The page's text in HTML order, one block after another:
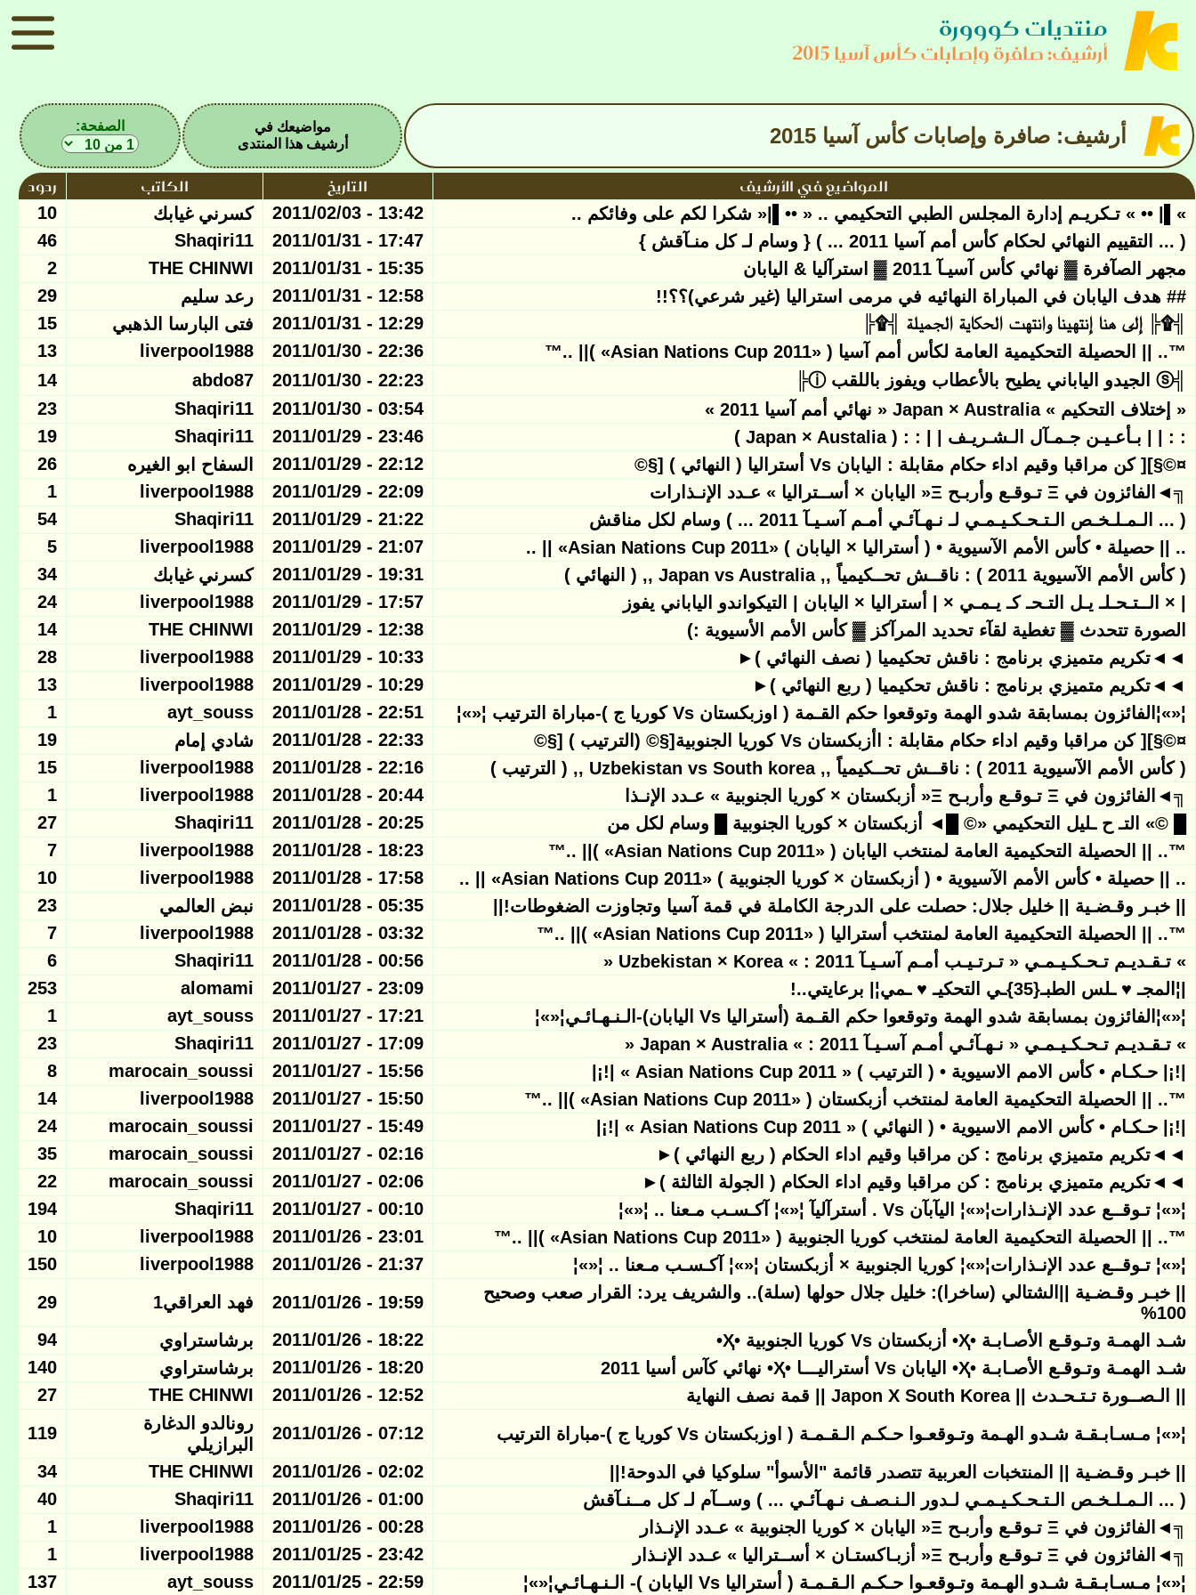
منتديات كووورة
أرشيف: صافرة وإصابات كأس آسيا 2015
أرشيف: صافرة وإصابات كأس آسيا 2015
مواضيعك في
أرشيف هذا المنتدى
الصفحة:
المواضيع في الأرشيف التاريخ الكاتب ردود
»▌| •• » تـكريـم إدارة المجلس الطبي التحكيمي .. « ••▌|« شكرا لكم على وفائكم .. 13:42 - 2011/02/03 كسرني غيابك
10
( ... التقييم النهائي لحكام كأس أمم آسيا 2011 ... ) { وسام لـ كل منـآقش }
17:47 - 2011/01/31
Shaqiri11
46
مجهر الصآفرة ▓ نهائي كأس آسيـآ 2011 ▓ استرآليا & اليابان
15:35 - 2011/01/31
THE CHINWI
2
## هدف اليابان في المباراة النهائيه في مرمى استراليا (غير شرعي)؟؟!!
12:58 - 2011/01/31 رعد سليم
29
╣۩╠ إلى هنا إنتهينا وانتهت الحكاية الجميلة ╣۩╠
12:29 - 2011/01/31 فتى البارسا الذهبي
15
™.. || الحصيلة التحكيمية العامة لكأس أمم آسيا ( «Asian Nations Cup 2011» )|| ..™
22:36 - 2011/01/30
liverpool1988
13
╣ⓢ الجيدو الياباني يطيح بالأعطاب ويفوز باللقب ⓘ╠
22:23 - 2011/01/30
abdo87
14
« إختلاف التحكيم » Japan × Australia « نهائي أمم آسيا 2011 »
03:54 - 2011/01/30
Shaqiri11
23
: : | | بـأعـيـن جـمـآل الـشـريـف | | : : ( Japan × Austalia )
23:46 - 2011/01/29
Shaqiri11
19
¤©§][ كن مراقبا وقيم اداء حكام مقابلة : اليابان Vs أستراليا ( النهائي ) [§©
22:12 - 2011/01/29 السفاح ابو الغيره
26
╗◄الفائزون في Ξ تـوقـع وأربـح Ξ« اليابان × أســتراليا » عـدد الإنـذارات
22:09 - 2011/01/29
liverpool1988
1
( ... الـمـلـخـص الـتـحـكـيـمـي لـ نـهـآئـي أمـم آسـيـآ 2011 ... ) وسام لكل مناقش
21:22 - 2011/01/29
Shaqiri11
54
.. || حصيلة • كأس الأمم الآسيوية • ( أستراليا × اليابان ) «Asian Nations Cup 2011» || ..
21:07 - 2011/01/29
liverpool1988
5
( كأس الأمم الآسيوية 2011 ) : ناقــش تحــكيمياً ,, Japan vs Australia ,, ( النهائي )
19:31 - 2011/01/29 كسرني غيابك
34
| × الــتـحـلـ يـل التـحـ كـ يـمـي × | أستراليا × اليابان | التيكواندو الياباني يفوز
17:57 - 2011/01/29
liverpool1988
24
الصورة تتحدث ▓ تغطية لقآء تحديد المرآكز ▓ كأس الأمم الأسيوية :)
12:38 - 2011/01/29
THE CHINWI
14
◄◄تكريم متميزي برنامج : ناقش تحكيميا ( نصف النهائي )►
10:33 - 2011/01/29
liverpool1988
28
◄◄تكريم متميزي برنامج : ناقش تحكيميا ( ربع النهائي )►
10:29 - 2011/01/29
liverpool1988
13
¦«»¦الفائزون بمسابقة شدو الهمة وتوقعوا حكم القـمة ( اوزبكستان Vs كوريا ج )-مباراة الترتيب ¦«»¦
22:51 - 2011/01/28
ayt_souss
1
¤©§][ كن مراقبا وقيم اداء حكام مقابلة : اأزبكستان Vs كوريا الجنوبية[§© (الترتيب ) [§©
22:33 - 2011/01/28 شادي إمام
19
( كأس الأمم الآسيوية 2011 ) : ناقــش تحــكيمياً ,, Uzbekistan vs South korea ,, ( الترتيب )
22:16 - 2011/01/28
liverpool1988
15
╗◄الفائزون في Ξ تـوقـع وأربـح Ξ« أزبكستان × كوريا الجنوبية » عـدد الإنـذا
20:44 - 2011/01/28
liverpool1988
1
█ ©» التـ ح ـليل التحكيمي «© █◄ أزبكستان × كوريا الجنوبية █ وسام لكل من
20:25 - 2011/01/28
Shaqiri11
27
™.. || الحصيلة التحكيمية العامة لمنتخب اليابان ( «Asian Nations Cup 2011» )|| ..™
18:23 - 2011/01/28
liverpool1988
7
.. || حصيلة • كأس الأمم الآسيوية • ( أزبكستان × كوريا الجنوبية ) «Asian Nations Cup 2011» || ..
17:58 - 2011/01/28
liverpool1988
10
|| خبـر وقـضـية || خليل جلال: حصلت على الدرجة الكاملة في قمة آسيا وتجاوزت الضغوطات!||
05:35 - 2011/01/28 نبض العالمي
23
™.. || الحصيلة التحكيمية العامة لمنتخب أستراليا ( «Asian Nations Cup 2011» )|| ..™
03:32 - 2011/01/28
liverpool1988
7
» تـقـديـم تـحـكـيـمـي « تـرتـيـب أمـم آسـيـآ 2011 : » Uzbekistan × Korea «
00:56 - 2011/01/28
Shaqiri11
6
|¦المجـ ♥ ـلس الطبـ{35}ـي التحكيـ ♥ ـمي¦| برعايتي..!
23:09 - 2011/01/27
alomami
253
¦«»¦الفائزون بمسابقة شدو الهمة وتوقعوا حكم القـمة (أستراليا Vs اليابان)-الـنـهـائـي¦«»¦
17:21 - 2011/01/27
ayt_souss
1
» تـقـديـم تـحـكـيـمـي « نـهـآئـي أمـم آسـيـآ 2011 : » Japan × Australia «
17:09 - 2011/01/27
Shaqiri11
23
|!¡| حـكـام • كأس الامم الاسيوية • ( الترتيب ) « Asian Nations Cup 2011 » |!¡|
15:56 - 2011/01/27
marocain_soussi
8
™.. || الحصيلة التحكيمية العامة لمنتخب أزبكستان ( «Asian Nations Cup 2011» )|| ..™
15:50 - 2011/01/27
liverpool1988
14
|!¡| حـكـام • كأس الامم الاسيوية • ( النهائي ) « Asian Nations Cup 2011 » |!¡|
15:49 - 2011/01/27
marocain_soussi
24
◄◄تكريم متميزي برنامج : كن مراقبا وقيم اداء الحكام ( ربع النهائي )►
02:16 - 2011/01/27
marocain_soussi
35
◄◄تكريم متميزي برنامج : كن مراقبا وقيم اداء الحكام ( الجولة الثالثة )►
02:06 - 2011/01/27
marocain_soussi
22
¦«»¦ تـوقــع عدد الإنـذارات¦«»¦ اليآبآن Vs . أسترآليآ ¦«»¦ آكـسـب مـعنا .. ¦«»¦
00:10 - 2011/01/27
Shaqiri11
194
™.. || الحصيلة التحكيمية العامة لمنتخب كوريا الجنوبية ( «Asian Nations Cup 2011» )|| ..™
23:01 - 2011/01/26
liverpool1988
10
¦«»¦ تـوقــع عدد الإنـذارات¦«»¦ كوريا الجنوبية × أزبكستان ¦«»¦ آكـسـب مـعنا .. ¦«»¦
21:37 - 2011/01/26
liverpool1988
150
|| خبـر وقـضـية ||الشتالي (ساخرا): خليل جلال حولها (سلة).. والشريف يرد: القرار صعب وصحيح
100%
19:59 - 2011/01/26 فهد العراقي1
29
شـد الهمـة وتـوقـع الأصـابـة •Ҳ• أزبكستان Vs كوريا الجنوبية •Ҳ•
18:22 - 2011/01/26 برشاستراوي
94
شـد الهمـة وتـوقـع الأصـابـة •Ҳ• اليابان Vs أستراليـــا •Ҳ• نهائي كآس أسيا 2011
18:20 - 2011/01/26 برشاستراوي
140
|| الـصــورة تـتـحـدث || Japon X South Korea || قمة نصف النهاية
12:52 - 2011/01/26
THE CHINWI
27
¦«»¦ مـسـابـقـة شـدو الهـمة وتـوقعـوا حـكـم الـقـمـة ( اوزبكستان Vs كوريا ج )-مباراة الترتيب
07:12 - 2011/01/26
رونالدو الدغارة
البرازيلي
119
|| خبـر وقـضـية || المنتخبات العربية تتصدر قائمة "الأسوأ" سلوكيا في الدوحة!||
02:02 - 2011/01/26
THE CHINWI
34
( ... الـمـلـخـص الـتـحـكـيـمـي لـدور الـنـصـف نـهـآئـي ... ) وســآم لـ كل مــنـآقش
01:00 - 2011/01/26
Shaqiri11
40
╗◄الفائزون في Ξ تـوقـع وأربـح Ξ« اليابان × كوريا الجنوبية » عـدد الإنـذار
00:28 - 2011/01/26
liverpool1988
1
╗◄الفائزون في Ξ تـوقـع وأربـح Ξ« أزبـاكستـان × أســتراليا » عـدد الإنـذار
23:42 - 2011/01/25
liverpool1988
1
¦«»¦ مـسـابـقـة شـدو الهـمة وتـوقعـوا حـكـم الـقـمـة ( أستراليا Vs اليابان )- الـنـهـائـي¦«»¦
22:59 - 2011/01/25
ayt_souss
137